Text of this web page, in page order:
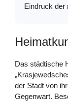
Eindruck der
Das städtische
der Stadt von
Gegenwart.